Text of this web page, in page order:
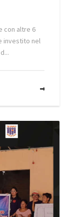
con altre 6
investito nel